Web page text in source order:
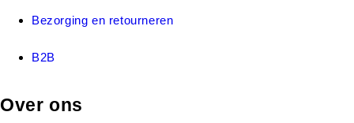
Bezorging en retourneren
B2B
Over ons